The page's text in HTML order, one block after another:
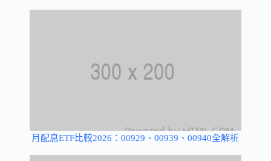
月配息ETF比較2026：00929、00939、00940全解析